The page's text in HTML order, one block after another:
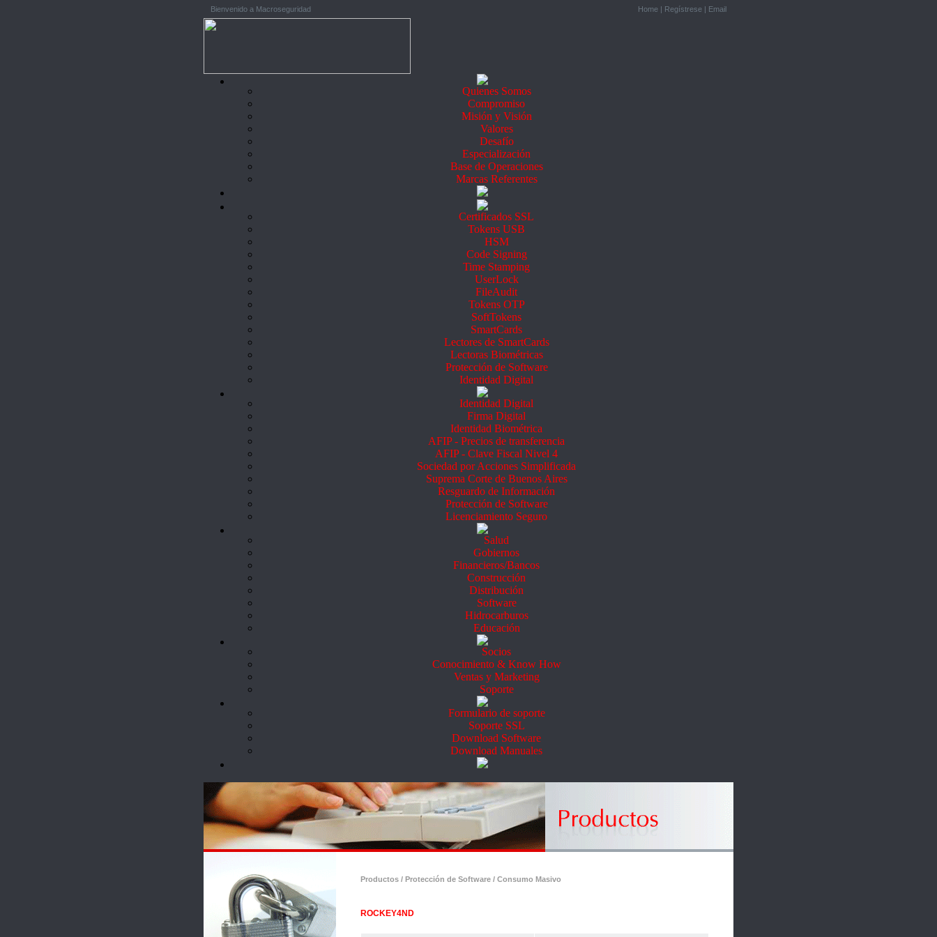
Bienvenido a Macroseguridad Home | Regístrese | Email
Quienes Somos
Compromiso
Misión y Visión
Valores
Desafío
Especialización
Base de Operaciones
Marcas Referentes
Certificados SSL
Tokens USB
HSM
Code Signing
Time Stamping
UserLock
FileAudit
Tokens OTP
SoftTokens
SmartCards
Lectores de SmartCards
Lectoras Biométricas
Protección de Software
Identidad Digital
Identidad Digital
Firma Digital
Identidad Biométrica
AFIP - Precios de transferencia
AFIP - Clave Fiscal Nivel 4
Sociedad por Acciones Simplificada
Suprema Corte de Buenos Aires
Resguardo de Información
Protección de Software
Licenciamiento Seguro
Salud
Gobiernos
Financieros/Bancos
Construcción
Distribución
Software
Hidrocarburos
Educación
Socios
Conocimiento & Know How
Ventas y Marketing
Soporte
Formulario de soporte
Soporte SSL
Download Software
Download Manuales
Productos / Protección de Software / Consumo Masivo
ROCKEY4ND